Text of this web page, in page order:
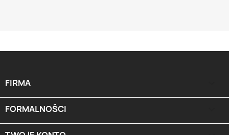
FIRMA
FORMALNOŚCI